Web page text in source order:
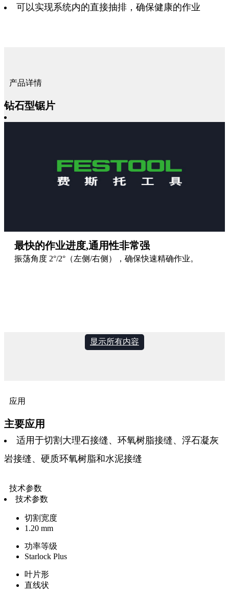
可以实现系统内的直接抽排，确保健康的作业
产品详情
钻石型锯片
最快的作业进度,通用性非常强
振荡角度 2°/2°（左侧/右侧），确保快速精确作业。
显示所有内容
应用
主要应用
适用于切割大理石接缝、环氧树脂接缝、浮石凝灰
岩接缝、硬质环氧树脂和水泥接缝
技术参数
技术参数
切割宽度
1.20 mm
功率等级
Starlock Plus
叶片形
直线状